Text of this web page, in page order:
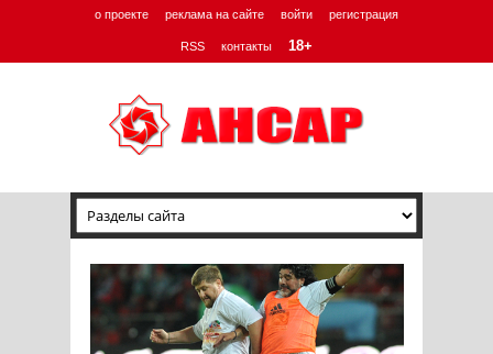
о проекте реклама на сайте войти регистрация
RSS контакты 18+